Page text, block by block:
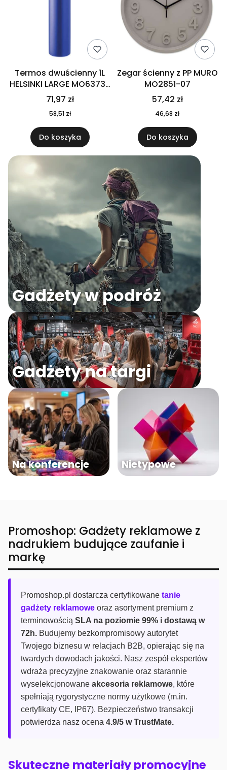
Termos dwuścienny 1L
HELSINKI LARGE MO6373-
04
71,97 zł
58,51 zł
Do koszyka
Zegar ścienny z PP MURO
MO2851-07
57,42 zł
46,68 zł
Do koszyka
Gadżety w podróż
Gadżety na targi
Na konferencje Nietypowe
Promoshop: Gadżety reklamowe z
nadrukiem budujące zaufanie i
markę
Promoshop.pl dostarcza certyfikowane tanie
gadżety reklamowe oraz asortyment premium z
terminowością SLA na poziomie 99% i dostawą w
72h. Budujemy bezkompromisowy autorytet
Twojego biznesu w relacjach B2B, opierając się na
twardych dowodach jakości. Nasz zespół ekspertów
wdraża precyzyjne znakowanie oraz starannie
wyselekcjonowane akcesoria reklamowe, które
spełniają rygorystyczne normy użytkowe (m.in.
certyfikaty CE, IP67). Bezpieczeństwo transakcji
potwierdza nasz ocena 4.9/5 w TrustMate.
Skuteczne materiały promocyjne